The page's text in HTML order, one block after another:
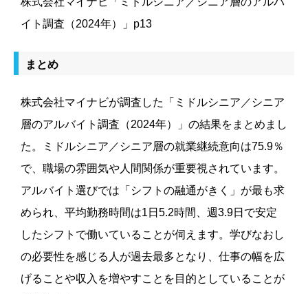
イト調査（2024年）」p13
まとめ
株式会社マイナビが調査した「ミドルシニア／シニア
層のアルバイト調査（2024年）」の結果をまとめまし
た。ミドルシニア／シニア層の就業継続意向は75.9％
で、職場の雰囲気や人間関係が重要視されています。
アルバイト選びでは「シフトの融通がきく」が最も求
められ、平均勤務時間は1日5.2時間、週3.9日で安定
したシフトで働いていることが伺えます。学びなおし
の必要性を感じる人が過去最多となり、仕事の幅を広
げることや収入を増やすことを目的としていることが